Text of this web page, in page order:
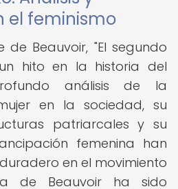
el feminismo
de Beauvoir, "El segundo
hito en la historia del
análisis de la
en la sociedad, su
patriarcales y su
femenina han
en el movimiento
de Beauvoir ha sido